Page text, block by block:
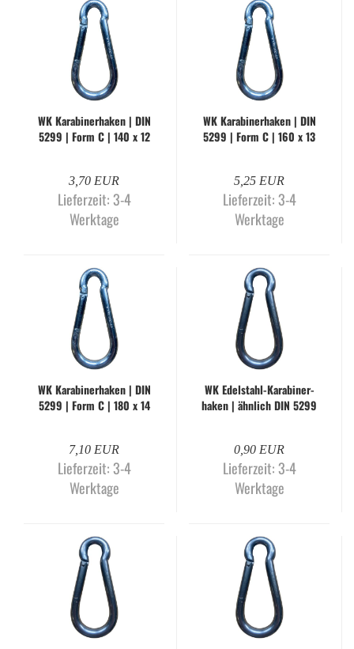
WK Ka­ra­bi­ner­ha­ken | DIN
5299 | Form C | 140 x 12
3,70 EUR
Lieferzeit:3-4
Werktage
WK Ka­ra­bi­ner­ha­ken | DIN
5299 | Form C | 160 x 13
5,25 EUR
Lieferzeit:3-4
Werktage
WK Ka­ra­bi­ner­ha­ken | DIN
5299 | Form C | 180 x 14
7,10 EUR
Lieferzeit:3-4
Werktage
WK Edelstahl-​​Ka­ra­bi­ner­
ha­ken | ähn­lich DIN 5299
0,90 EUR
Lieferzeit:3-4
Werktage